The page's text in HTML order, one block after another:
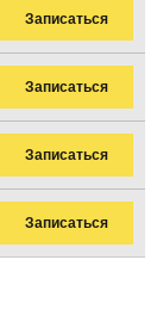
Записаться
Записаться
Записаться
Записаться